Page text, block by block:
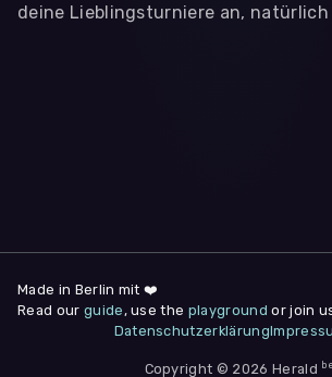
deine Lieblingsturniere an,
deine Zustimmung jederzeit unter "
am Seitenende widerrufen.
Nur notwendige
Made in Berlin mit ❤️
Read our guide , use the playground or join
Datenschutzerklärung
Copyright © 2026 Herald